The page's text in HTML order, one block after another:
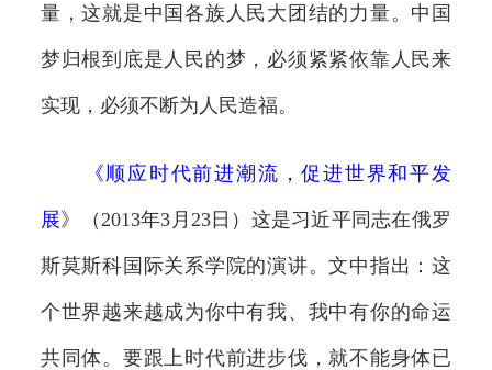
量，这就是中国各族人民大团结的力量。中国
梦归根到底是人民的梦，必须紧紧依靠人民来
实现，必须不断为人民造福。
《顺应时代前进潮流，促进世界和平发
展》（2013年3月23日）这是习近平同志在俄罗
斯莫斯科国际关系学院的演讲。文中指出：这
个世界越来越成为你中有我、我中有你的命运
共同体。要跟上时代前进步伐，就不能身体已